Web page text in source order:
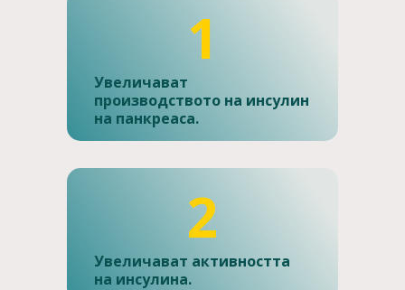
1
Увеличават
производството на инсулин
на панкреаса.
2
Увеличават активността
на инсулина.